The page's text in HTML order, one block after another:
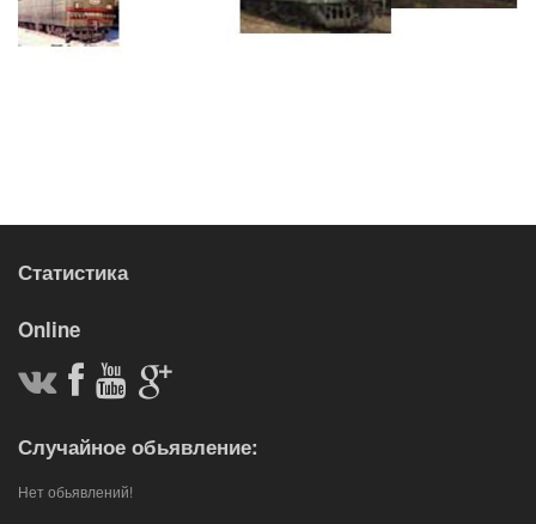
Статистика
Online
Случайное обьявление:
Нет обьявлений!